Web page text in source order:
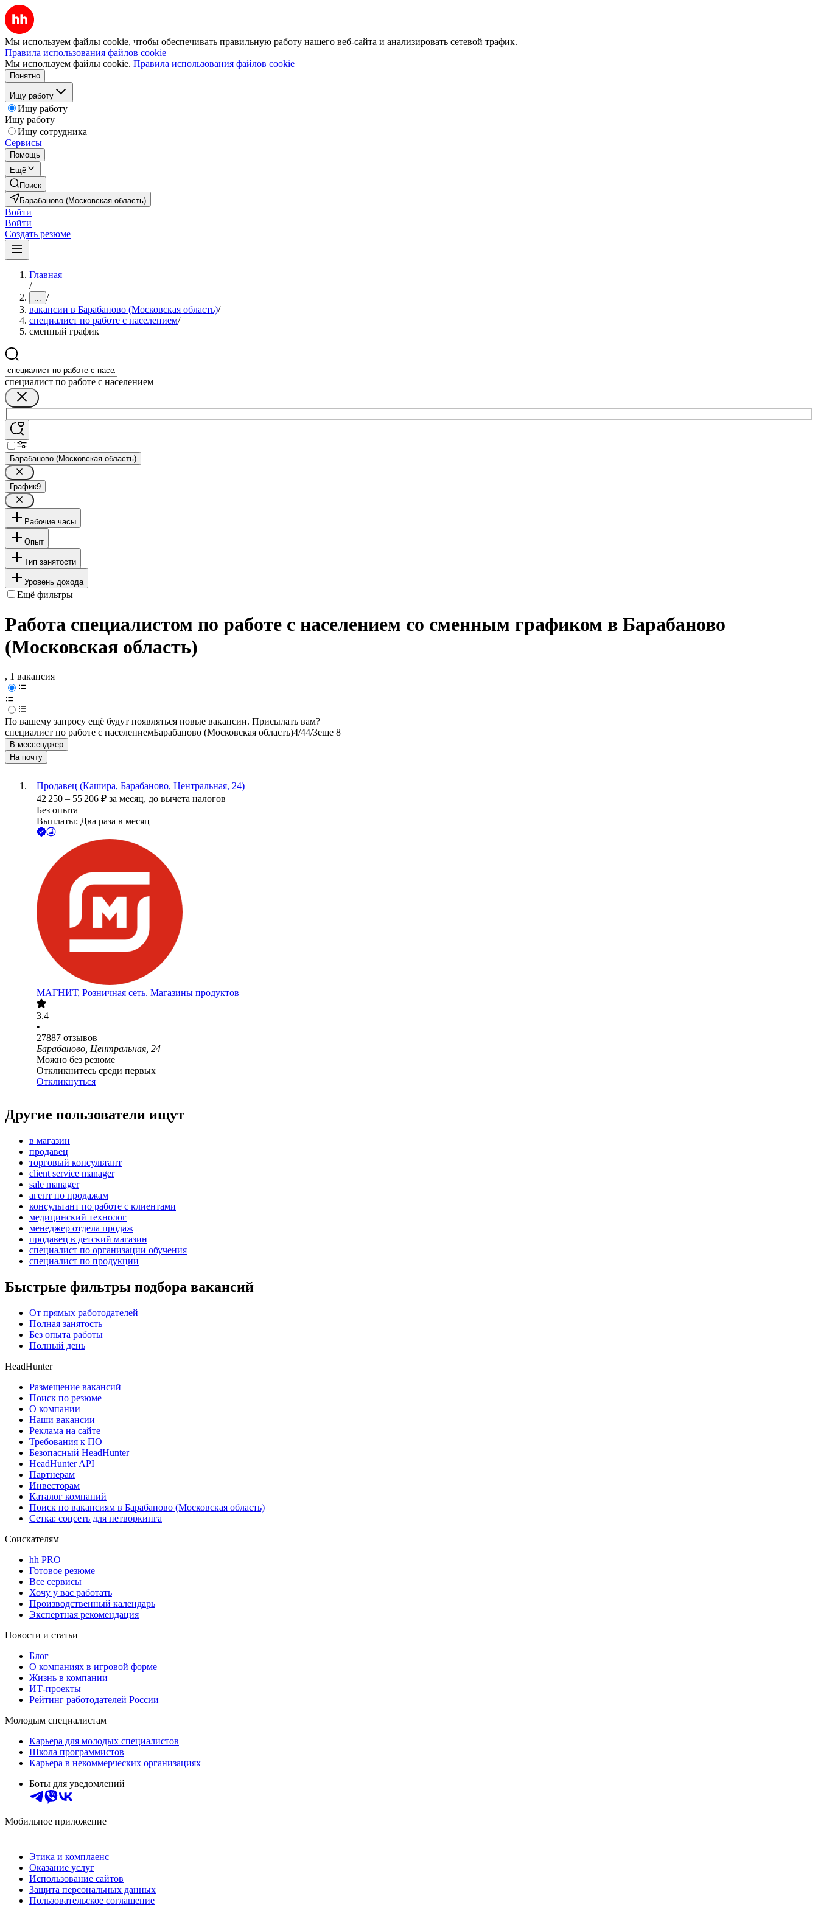
Мы используем файлы cookie, чтобы обеспечивать правильную работу нашего веб-сайта и анализировать сетевой трафик.
Правила использования файлов cookie
Мы используем файлы cookie. Правила использования файлов cookie
Понятно
Ищу работу
Ищу работу
Ищу работу
Ищу сотрудника
Сервисы
Помощь
Ещё
Поиск
Барабаново (Московская область)
Войти
Войти
Создать резюме
Главная
/
... /
вакансии в Барабаново (Московская область)/
специалист по работе с населением/
сменный график
специалист по работе с населением
Барабаново (Московская область)
График9
Рабочие часы
Опыт
Тип занятости
Уровень дохода
Ещё фильтры
Работа специалистом по работе с населением со сменным графиком в Барабаново
(Московская область)
, 1 вакансия
По вашему запросу ещё будут появляться новые вакансии. Присылать вам?
специалист по работе с населениемБарабаново (Московская область)4/44/3еще 8
В мессенджер
На почту
Продавец (Кашира, Барабаново, Центральная, 24)
42 250 – 55 206 ₽ за месяц, до вычета налогов
Без опыта
Выплаты: Два раза в месяц
МАГНИТ, Розничная сеть. Магазины продуктов
3.4
•
27887 отзывов
Барабаново, Центральная, 24
Можно без резюме
Откликнитесь среди первых
Откликнуться
Другие пользователи ищут
в магазин
продавец
торговый консультант
client service manager
sale manager
агент по продажам
консультант по работе с клиентами
медицинский технолог
менеджер отдела продаж
продавец в детский магазин
специалист по организации обучения
специалист по продукции
Быстрые фильтры подбора вакансий
От прямых работодателей
Полная занятость
Без опыта работы
Полный день
HeadHunter
Размещение вакансий
Поиск по резюме
О компании
Наши вакансии
Реклама на сайте
Требования к ПО
Безопасный HeadHunter
HeadHunter API
Партнерам
Инвесторам
Каталог компаний
Поиск по вакансиям в Барабаново (Московская область)
Сетка: соцсеть для нетворкинга
Соискателям
hh PRO
Готовое резюме
Все сервисы
Хочу у вас работать
Производственный календарь
Экспертная рекомендация
Новости и статьи
Блог
О компаниях в игровой форме
Жизнь в компании
ИТ-проекты
Рейтинг работодателей России
Молодым специалистам
Карьера для молодых специалистов
Школа программистов
Карьера в некоммерческих организациях
Боты для уведомлений
Мобильное приложение
Этика и комплаенс
Оказание услуг
Использование сайтов
Защита персональных данных
Пользовательское соглашение